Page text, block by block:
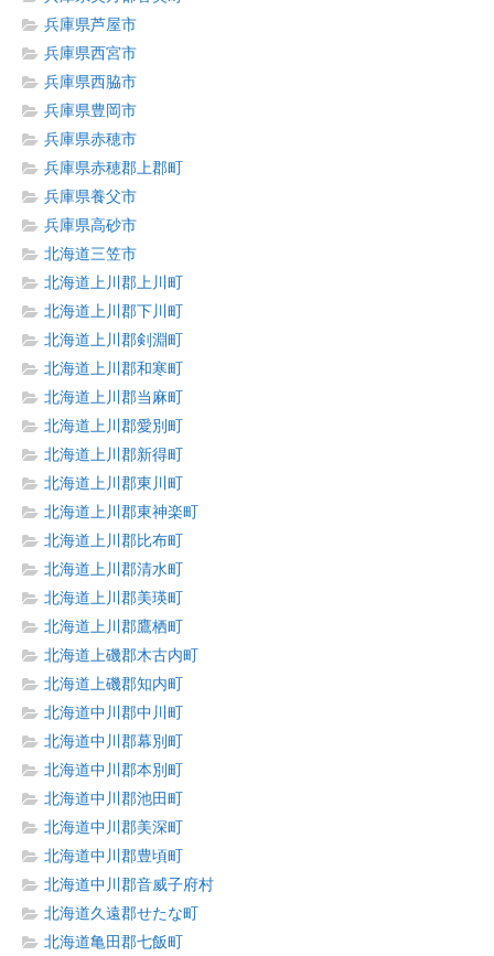
兵庫県芦屋市
兵庫県西宮市
兵庫県西脇市
兵庫県豊岡市
兵庫県赤穂市
兵庫県赤穂郡上郡町
兵庫県養父市
兵庫県高砂市
北海道三笠市
北海道上川郡上川町
北海道上川郡下川町
北海道上川郡剣淵町
北海道上川郡和寒町
北海道上川郡当麻町
北海道上川郡愛別町
北海道上川郡新得町
北海道上川郡東川町
北海道上川郡東神楽町
北海道上川郡比布町
北海道上川郡清水町
北海道上川郡美瑛町
北海道上川郡鷹栖町
北海道上磯郡木古内町
北海道上磯郡知内町
北海道中川郡中川町
北海道中川郡幕別町
北海道中川郡本別町
北海道中川郡池田町
北海道中川郡美深町
北海道中川郡豊頃町
北海道中川郡音威子府村
北海道久遠郡せたな町
北海道亀田郡七飯町